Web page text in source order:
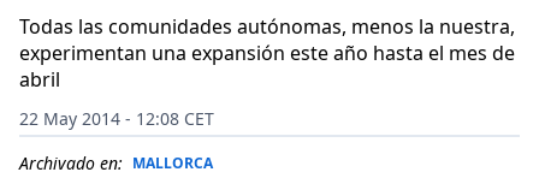
Todas las comunidades autónomas, menos la nuestra,
experimentan una expansión este año hasta el mes de
abril
22 May 2014 - 12:08 CET
Archivado en: MALLORCA